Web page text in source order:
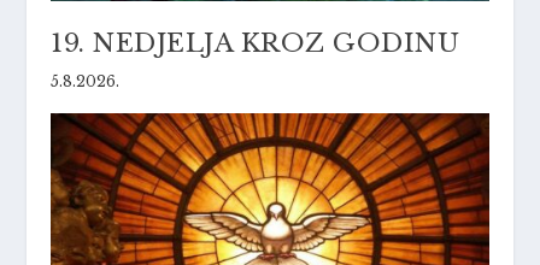
19. NEDJELJA KROZ GODINU
5.8.2026.